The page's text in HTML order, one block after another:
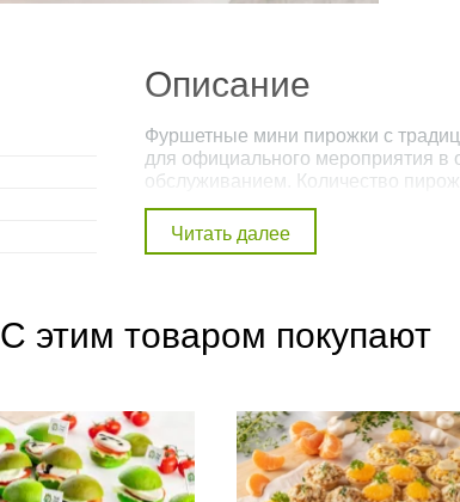
Описание
Фуршетные мини пирожки с
для официального мероприятия в
обслуживанием. Количество
достоинству оценят свежую
сытными начинками можно онлайн
С этим товаром покупают